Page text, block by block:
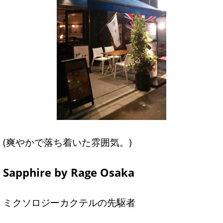
(爽やかで落ち着いた雰囲気。)
Sapphire by Rage Osaka
ミクソロジーカクテルの先駆者